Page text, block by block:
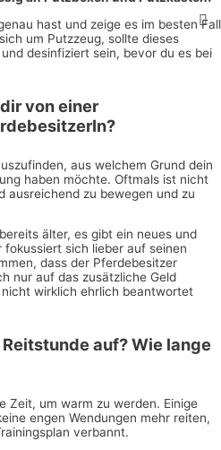
hast und zeige es im besten Fall
um Putzzeug, sollte dieses
desinfiziert sein, bevor du es bei
von einer
aus welchem Grund dein
haben möchte. Oftmals ist nicht
ausreichend zu bewegen und zu
älter, es gibt ein neues und
sich lieber auf seinen
dass der Pferdebesitzer
nur auf das zusätzliche Geld
wirklich ehrlich beantwortet
auf? Wie lange
Zeit, um warm zu werden. Einige
engen Wendungen mehr reiten,
verbannt.